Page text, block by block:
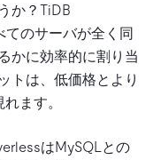
か？TiDB
てのサーバが全く同
かに効率的に割り当
トは、低価格とより
ます。
はMySQLとの